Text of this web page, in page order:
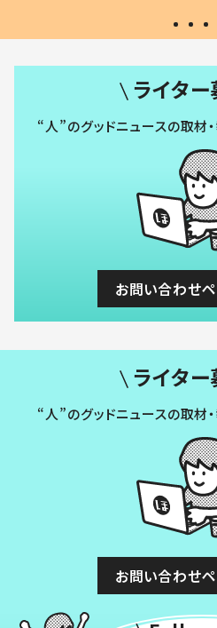
ライター
“人”のグッドニュースの取材
お問い合わせ
ライター
“人”のグッドニュースの取材
お問い合わせ